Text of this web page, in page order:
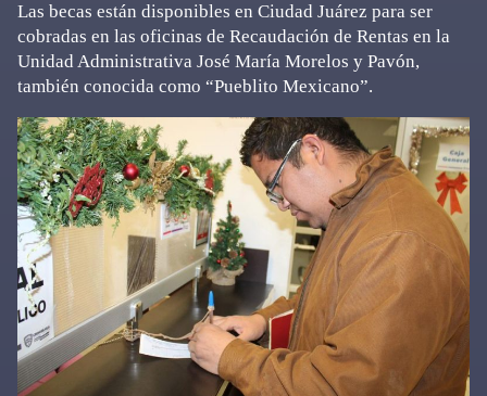
Las becas están disponibles en Ciudad Juárez para ser
cobradas en las oficinas de Recaudación de Rentas en la
Unidad Administrativa José María Morelos y Pavón,
también conocida como “Pueblito Mexicano”.